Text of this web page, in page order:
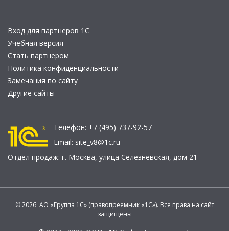
Вход для партнеров 1С
Учебная версия
Стать партнером
Политика конфиденциальности
Замечания по сайту
Другие сайты
Телефон: +7 (495) 737-92-57
Email: site_v8@1c.ru
Отдел продаж: г. Москва, улица Селезнёвская, дом 21
© 2026 АО «Группа 1С» (правопреемник «1С»). Все права на сайт
защищены